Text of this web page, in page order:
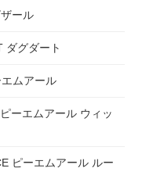
ール
ダグダート
ムアール
ーエムアール ウィッ
ピーエムアール ルー